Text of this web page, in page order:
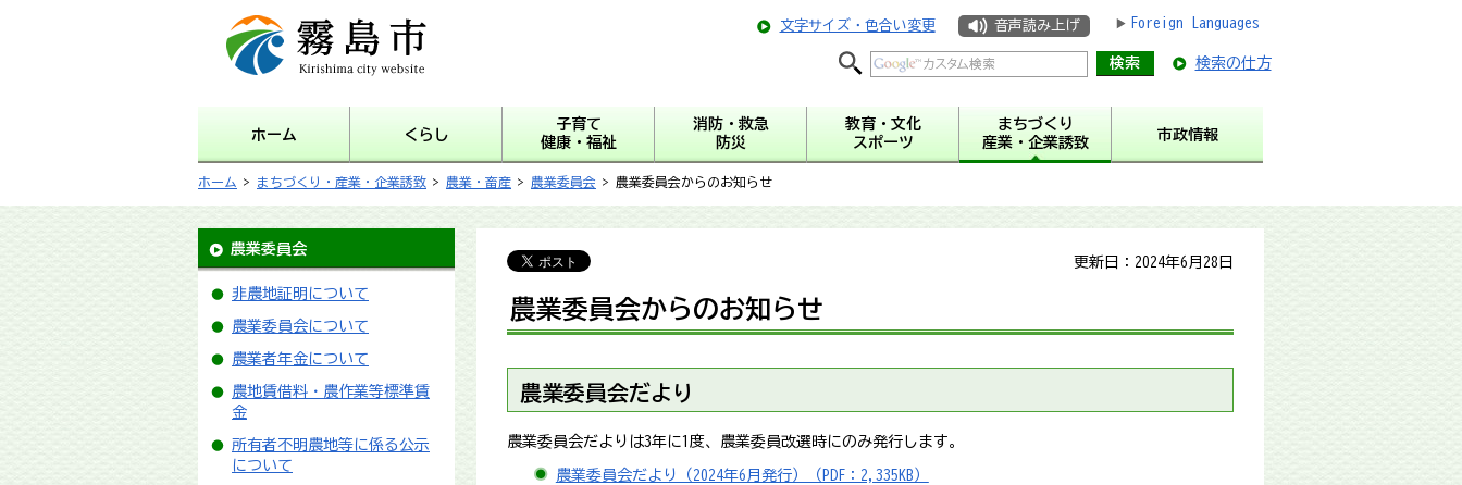
霧島市 Kirishima city
website
文字サイズ・色合い変更 音声読み上げ Foreign Languages
検索の仕方
ホーム くらし
子育て
健康・福祉
消防・救急
防災
教育・文化
スポーツ
まちづくり
産業・企業誘致
市政情報
ホーム > まちづくり・産業・企業誘致 > 農業・畜産 > 農業委員会 > 農業委員会からのお知らせ
農業委員会
非農地証明について
農業委員会について
農業者年金について
農地賃借料・農作業等標準賃
金
所有者不明農地等に係る公示
について
更新日：2024年6月28日
農業委員会からのお知らせ
農業委員会だより
農業委員会だよりは3年に1度、農業委員改選時にのみ発行します。
農業委員会だより（2024年6月発行）（PDF：2,335KB）